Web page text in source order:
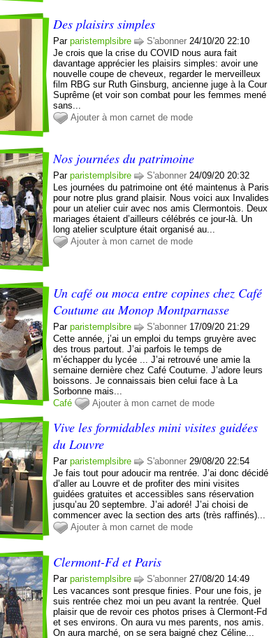
Des plaisirs simples
Parparistemplsibre S'abonner 24/10/20 22:10
Je crois que la crise du COVID nous aura fait
davantage apprécier les plaisirs simples: avoir une
nouvelle coupe de cheveux, regarder le merveilleux
film RBG sur Ruth Ginsburg, ancienne juge à la Cour
Suprême (et voir son combat pour les femmes mené
sans...
Ajouter à mon carnet de mode
Nos journées du patrimoine
Parparistemplsibre S'abonner 24/09/20 20:32
Les journées du patrimoine ont été maintenus à Paris
pour notre plus grand plaisir. Nous voici aux Invalides
pour un atelier cuir avec nos amis Clermontois. Deux
mariages étaient d’ailleurs célébrés ce jour-là. Un
long atelier sculpture était organisé au...
Ajouter à mon carnet de mode
Un café ou moca entre copines chez Café
Coutume au Monop Montparnasse
Parparistemplsibre S'abonner 17/09/20 21:29
Cette année, j’ai un emploi du temps gruyère avec
des trous partout. J’ai parfois le temps de
m’échapper du lycée ... J’ai retrouvé une amie la
semaine dernière chez Café Coutume. J’adore leurs
boissons. Je connaissais bien celui face à La
Sorbonne mais...
Café
Ajouter à mon carnet de mode
Vive les formidables mini visites guidées
du Louvre
Parparistemplsibre S'abonner 29/08/20 22:54
Je fais tout pour adoucir ma rentrée. J’ai donc décidé
d’aller au Louvre et de profiter des mini visites
guidées gratuites et accessibles sans réservation
jusqu’au 20 septembre. J’ai adoré! J’ai choisi de
commencer avec la section des arts (très raffinés)...
Ajouter à mon carnet de mode
Clermont-Fd et Paris
Parparistemplsibre S'abonner 27/08/20 14:49
Les vacances sont presque finies. Pour une fois, je
suis rentrée chez moi un peu avant la rentrée. Quel
plaisir que de revoir ces photos prises à Clermont-Fd
et ses environs. On aura vu mes parents, nos amis.
On aura marché, on se sera baigné chez Céline...